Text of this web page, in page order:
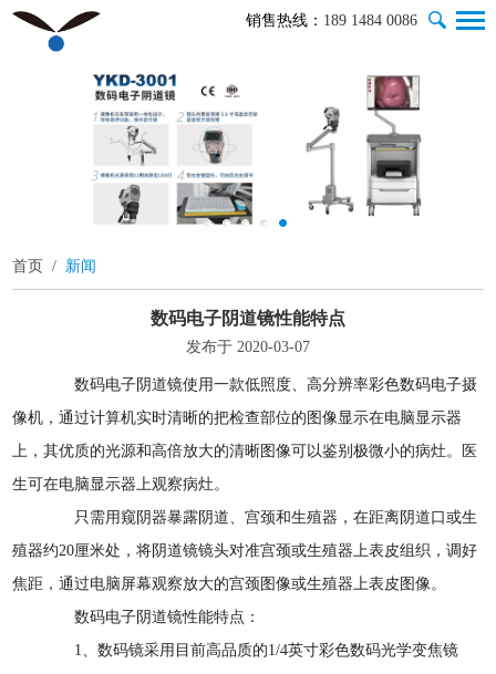
销售热线： 189 1484 0086
首页 / 新闻
数码电子阴道镜性能特点
发布于 2020-03-07
数码电子阴道镜使用一款低照度、高分辨率彩色数码电子摄
像机，通过计算机实时清晰的把检查部位的图像显示在电脑显示器
上，其优质的光源和高倍放大的清晰图像可以鉴别极微小的病灶。医
生可在电脑显示器上观察病灶。
只需用窥阴器暴露阴道、宫颈和生殖器，在距离阴道口或生
殖器约20厘米处，将阴道镜镜头对准宫颈或生殖器上表皮组织，调好
焦距，通过电脑屏幕观察放大的宫颈图像或生殖器上表皮图像。
数码电子阴道镜性能特点：
1、数码镜采用目前高品质的1/4英寸彩色数码光学变焦镜